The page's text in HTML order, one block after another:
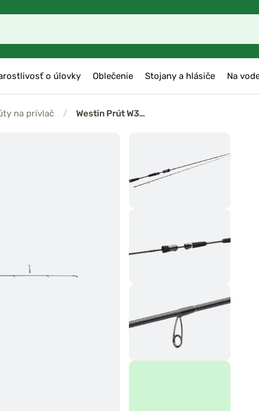
o úlovky Oblečenie Stojany a hlásiče Na
na prívlač / Westin Prút W3…